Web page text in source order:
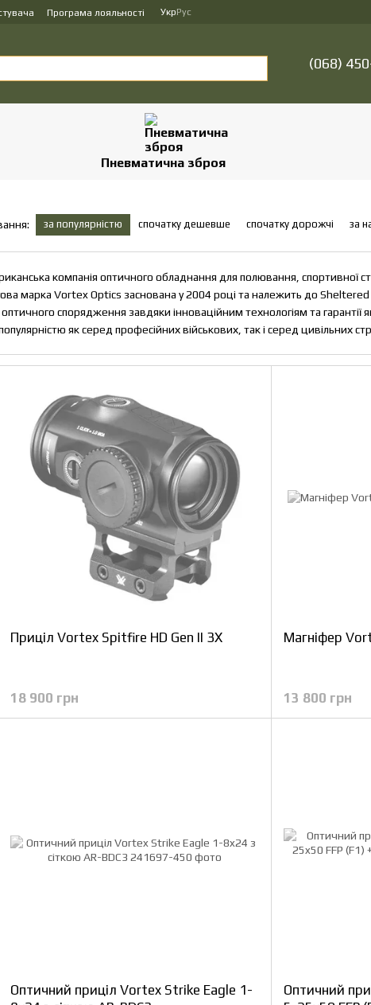
Програма лояльності УкрРус
(068)
Пневматична зброя
за популярністю спочатку дешевше спочатку дорожчі за
компанія оптичного обладнання для полювання, спортивної
марка Vortex Optics заснована у 2004 році та належить до Sheltered
оптичного спорядження завдяки інноваційним технологіям та гарантії
як серед професійних військових, так і серед цивільних
Приціл Vortex Spitfire HD Gen II 3X
18 900 грн
Магніфер
13 800 грн
Оптичний приціл Vortex Strike Eagle 1-
Оптичний